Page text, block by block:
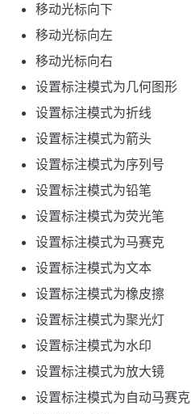
移动光标向下
移动光标向左
移动光标向右
设置标注模式为几何图形
设置标注模式为折线
设置标注模式为箭头
设置标注模式为序列号
设置标注模式为铅笔
设置标注模式为荧光笔
设置标注模式为马赛克
设置标注模式为文本
设置标注模式为橡皮擦
设置标注模式为聚光灯
设置标注模式为水印
设置标注模式为放大镜
设置标注模式为自动马赛克